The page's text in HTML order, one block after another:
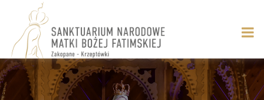
content